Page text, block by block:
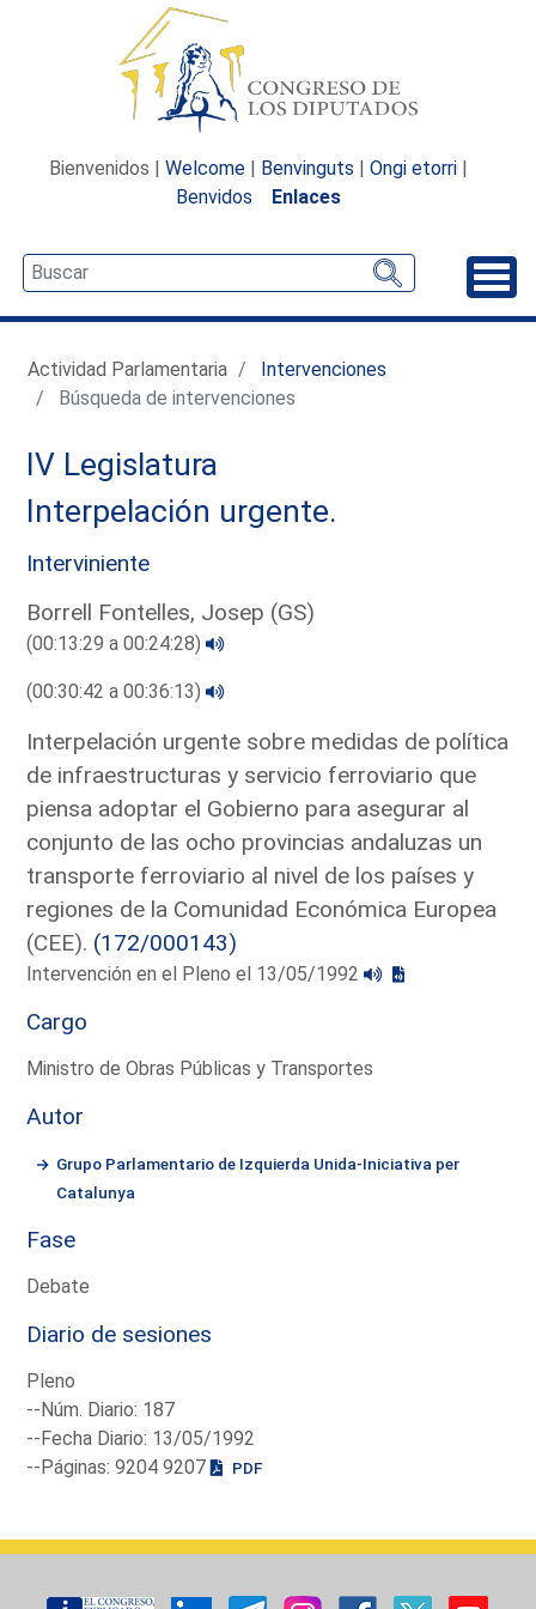
Bienvenidos | Welcome | Benvinguts | Ongi etorri |
Benvidos
Enlaces
Actividad Parlamentaria
Intervenciones
Búsqueda de intervenciones
IV Legislatura
Interpelación urgente.
Interviniente
Borrell Fontelles, Josep (GS)
(00:13:29 a 00:24:28)
(00:30:42 a 00:36:13)
Interpelación urgente sobre medidas de política
de infraestructuras y servicio ferroviario que
piensa adoptar el Gobierno para asegurar al
conjunto de las ocho provincias andaluzas un
transporte ferroviario al nivel de los países y
regiones de la Comunidad Económica Europea
(CEE). (172/000143)
Intervención en el Pleno el 13/05/1992
Cargo
Ministro de Obras Públicas y Transportes
Autor
Grupo Parlamentario de Izquierda Unida-Iniciativa per
Catalunya
Fase
Debate
Diario de sesiones
Pleno
--Núm. Diario: 187
--Fecha Diario: 13/05/1992
--Páginas: 9204 9207
PDF